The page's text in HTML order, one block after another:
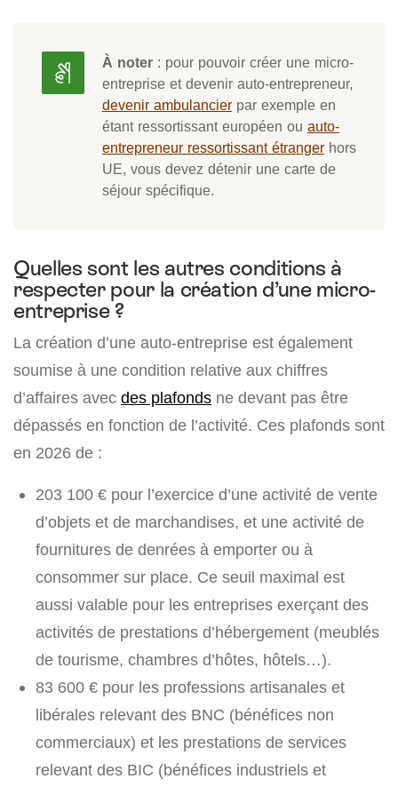
À noter : pour pouvoir créer une micro-
entreprise et devenir auto-entrepreneur,
devenir ambulancier par exemple en
étant ressortissant européen ou auto-
entrepreneur ressortissant étranger hors
UE, vous devez détenir une carte de
séjour spécifique.
Quelles sont les autres conditions à
respecter pour la création d’une micro-
entreprise ?
La création d’une auto-entreprise est également
soumise à une condition relative aux chiffres
d’affaires avec des plafonds ne devant pas être
dépassés en fonction de l’activité. Ces plafonds sont
en 2026 de :
203 100 € pour l’exercice d’une activité de vente
d’objets et de marchandises, et une activité de
fournitures de denrées à emporter ou à
consommer sur place. Ce seuil maximal est
aussi valable pour les entreprises exerçant des
activités de prestations d’hébergement (meublés
de tourisme, chambres d’hôtes, hôtels…).
83 600 € pour les professions artisanales et
libérales relevant des BNC (bénéfices non
commerciaux) et les prestations de services
relevant des BIC (bénéfices industriels et